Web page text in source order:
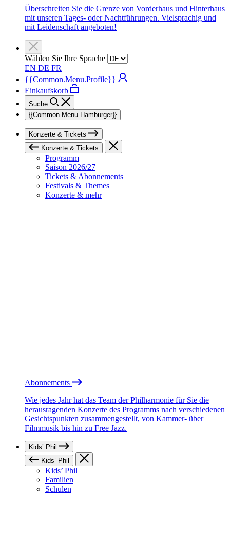
Überschreiten Sie die Grenze von Vorderhaus und Hinterhaus
mit unseren Tages- oder Nachtführungen. Vielsprachig und
mit Leidenschaft angeboten!
Wählen Sie Ihre Sprache
EN DE FR
{{Common.Menu.Profile}}
Einkaufskorb
Suche
{{Common.Menu.Hamburger}}
Konzerte & Tickets
Konzerte & Tickets
Programm
Saison 2026/27
Tickets & Abonnements
Festivals & Themes
Konzerte & mehr
Abonnements
Wie jedes Jahr hat das Team der Philharmonie für Sie die
herausragenden Konzerte des Programms nach verschiedenen
Gesichtspunkten zusammengestellt, von Kammer- über
Filmmusik bis hin zu Free Jazz.
Kids’ Phil
Kids’ Phil
Kids’ Phil
Familien
Schulen